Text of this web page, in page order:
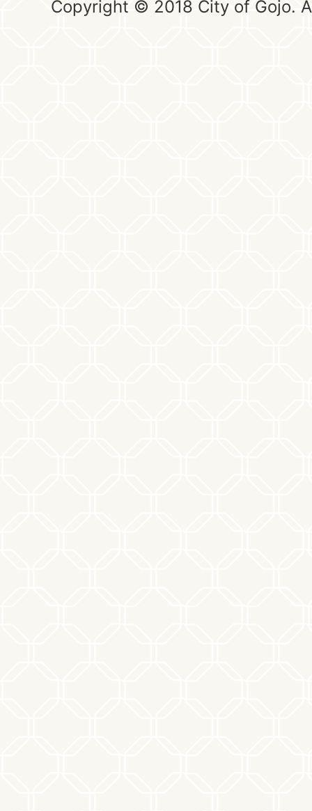
Copyright © 2018 City of Gojo.